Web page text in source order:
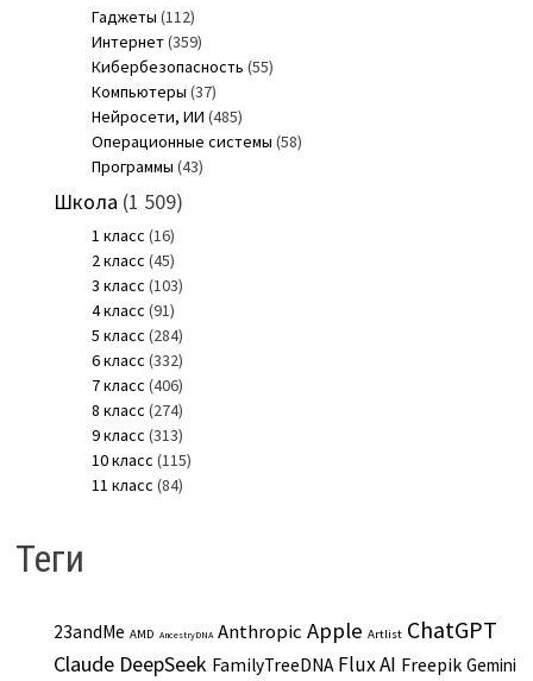
Гаджеты (112)
Интернет(359)
Кибербезопасность (55)
Компьютеры (37)
Нейросети, ИИ (485)
Операционные системы (58)
Программы (43)
Школа (1 509)
1 класс (16)
2 класс (45)
3 класс (103)
4 класс (91)
5 класс (284)
6 класс (332)
7 класс (406)
8 класс (274)
9 класс (313)
10 класс (115)
11 класс (84)
Теги
23andMe AMD AncestryDNA Anthropic Apple Artlist ChatGPT
Claude DeepSeek FamilyTreeDNA Flux AI Freepik Gemini